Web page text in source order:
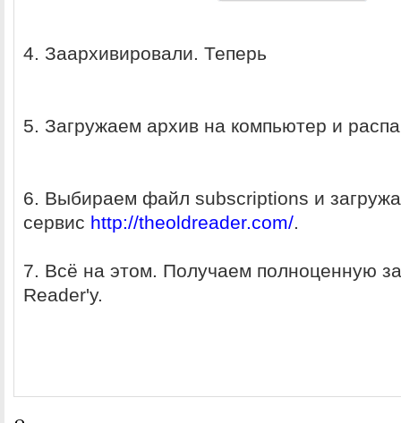
4. Заархивировали. Теперь
5. Загружаем архив на компьютер и
6. Выбираем файл subscriptions и
сервис http://theoldreader.com/
7. Всё на этом. Получаем полноценную
Reader'у.